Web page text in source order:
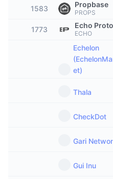
Набиращи
Ново
Крипто ETF-и
Борсово
Борсово
Технически анализ
CMC MCP
Научете повече
Изследвания
Видеоклипове
Терминологичен
1583 Propbase
PROPS
1773 Echo
ECHO
Echelon
et)
Thala
CheckDot
Gari
Gui Inu